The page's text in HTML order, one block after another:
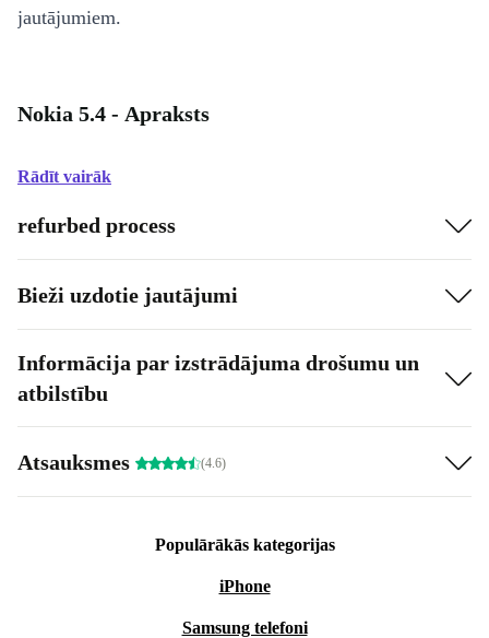
jautājumiem.
Nokia 5.4 - Apraksts
Rādīt vairāk
refurbed process
Bieži uzdotie jautājumi
Informācija par izstrādājuma drošumu un
atbilstību
Atsauksmes (4.6)
Populārākās kategorijas
iPhone
Samsung telefoni